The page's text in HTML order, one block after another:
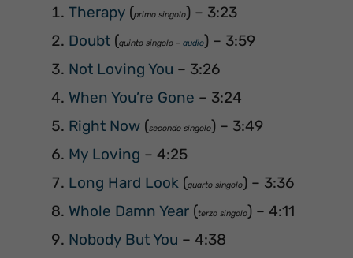
Therapy (primo singolo) – 3:23
Doubt (quinto singolo – audio) – 3:59
Not Loving You – 3:26
When You’re Gone – 3:24
Right Now (secondo singolo) – 3:49
My Loving – 4:25
Long Hard Look (quarto singolo) – 3:36
Whole Damn Year (terzo singolo) – 4:11
Nobody But You – 4:38